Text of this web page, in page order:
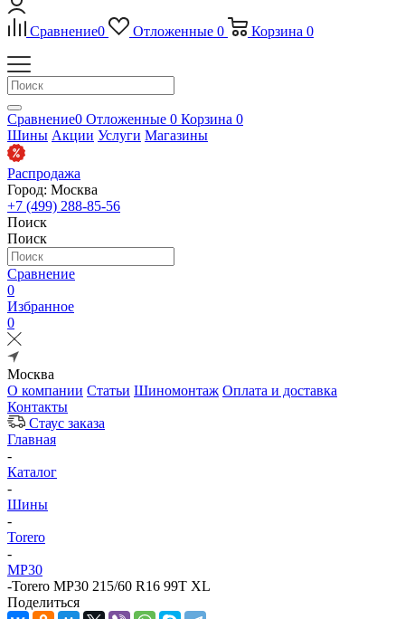
Сравнение0 Отложенные 0 Корзина 0
Сравнение0 Отложенные 0 Корзина 0
Шины Акции Услуги Магазины
Распродажа
Город: Москва
+7 (499) 288-85-56
Поиск
Поиск
Сравнение
0
Избранное
0
Москва
О компании Статьи Шиномонтаж Оплата и доставка
Контакты
Стаус заказа
Главная
-
Каталог
-
Шины
-
Torero
-
MP30
-Torero MP30 215/60 R16 99T XL
Поделиться